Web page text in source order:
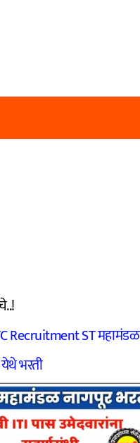
Recruitment ST महामंडळ
भरती